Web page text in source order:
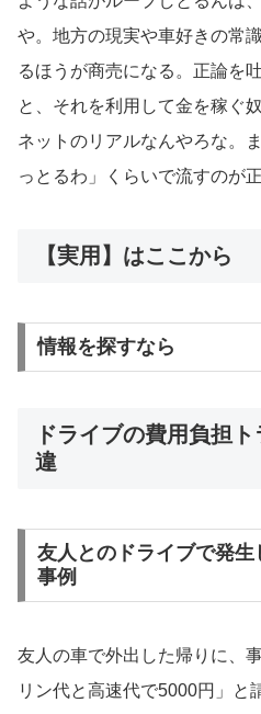
や。地方の現実や車好きの常
るほうが商売になる。正論を
と、それを利用して金を稼ぐ
ネットのリアルなんやろな。
っとるわ」くらいで流すのが正
【実用】はここから
情報を探すなら
ドライブの費用負担
違
友人とのドライブで発
事例
友人の車で外出した帰りに、
リン代と高速代で5000円」と